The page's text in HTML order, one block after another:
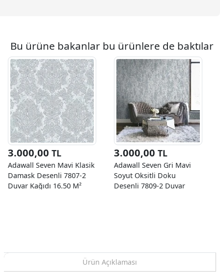
Bu ürüne bakanlar bu ürünlere de baktılar
3.000,00 TL
Adawall Seven Mavi Klasik
Damask Desenli 7807-2
Duvar Kağıdı 16.50 M²
3.000,00 TL
Adawall Seven Gri Mavi
Soyut Oksitli Doku
Desenli 7809-2 Duvar
Ürün Açıklaması